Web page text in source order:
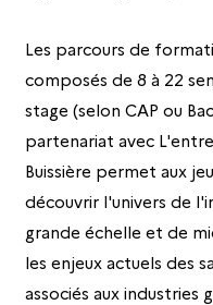
Les parcours de
composés de 8 à 22
stage (selon CAP ou
partenariat avec
Buissière permet aux
découvrir l'univers de
grande échelle et de
les enjeux actuels des
associés aux industries